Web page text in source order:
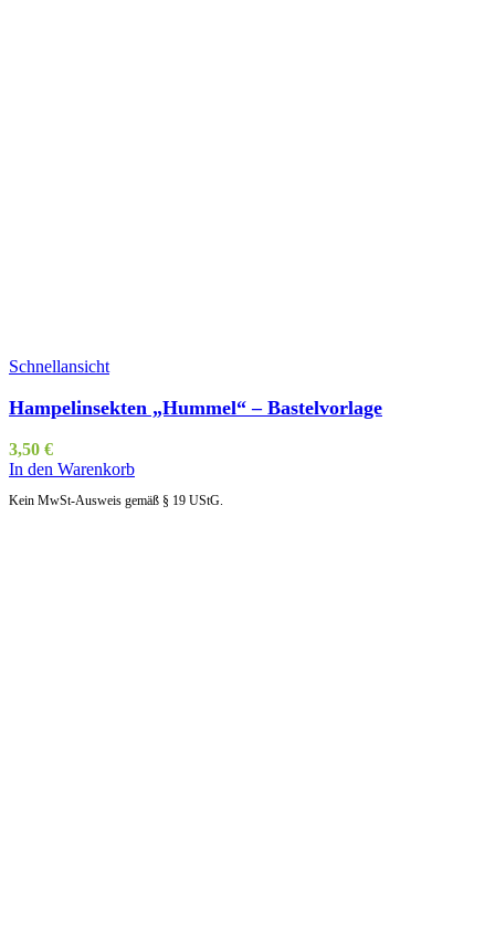
Schnellansicht
Hampelinsekten „Hummel“ – Bastelvorlage
3,50 €
In den Warenkorb
Kein MwSt-Ausweis gemäß § 19 UStG.